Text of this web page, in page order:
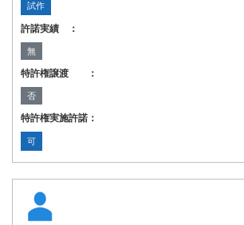
試作
許諾実績 ：
無
特許権譲渡 ：
否
特許権実施許諾：
可